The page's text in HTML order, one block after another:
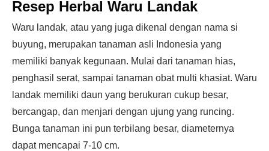
Resep Herbal Waru Landak
Waru landak, atau yang juga dikenal dengan nama si
buyung, merupakan tanaman asli Indonesia yang
memiliki banyak kegunaan. Mulai dari tanaman hias,
penghasil serat, sampai tanaman obat multi khasiat. Waru
landak memiliki daun yang berukuran cukup besar,
bercangap, dan menjari dengan ujung yang runcing.
Bunga tanaman ini pun terbilang besar, diameternya
dapat mencapai 7-10 cm.